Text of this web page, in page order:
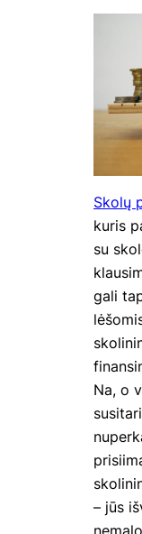
Skolų
kuris
su
gali
Na, o
– jūs